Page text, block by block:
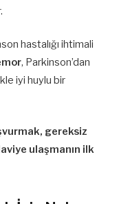
hastalığı ihtimali
, Parkinson’dan
iyi huylu bir
gereksiz
ulaşmanın ilk